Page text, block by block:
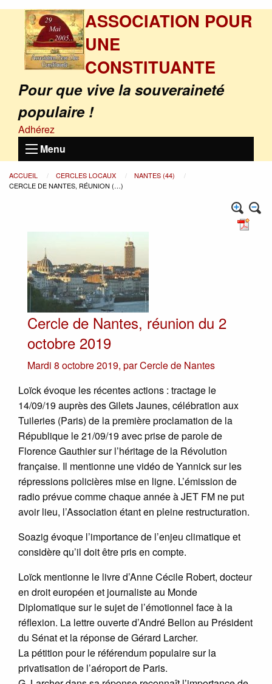
ASSOCIATION POUR
UNE
CONSTITUANTE
Pour que vive la souveraineté
populaire !
Adhérez
Menu
ACCUEIL CERCLES LOCAUX
NANTES (44)
CERCLE DE NANTES, RÉUNION (…)
Cercle de Nantes, réunion du 2
octobre 2019
Mardi 8 octobre 2019, parCercle de Nantes
Loïck évoque les récentes actions : tractage le
14/09/19 auprès des Gilets Jaunes, célébration aux
Tuileries (Paris) de la première proclamation de la
République le 21/09/19 avec prise de parole de
Florence Gauthier sur l’héritage de la Révolution
française. Il mentionne une vidéo de Yannick sur les
répressions policières mise en ligne. L’émission de
radio prévue comme chaque année à JET FM ne put
avoir lieu, l’Association étant en pleine restructuration.
Soazig évoque l’importance de l’enjeu climatique et
considère qu’il doit être pris en compte.
Loïck mentionne le livre d’Anne Cécile Robert, docteur
en droit européen et journaliste au Monde
Diplomatique sur le sujet de l’émotionnel face à la
réflexion. La lettre ouverte d’André Bellon au Président
du Sénat et la réponse de Gérard Larcher.
La pétition pour le référendum populaire sur la
privatisation de l’aéroport de Paris.